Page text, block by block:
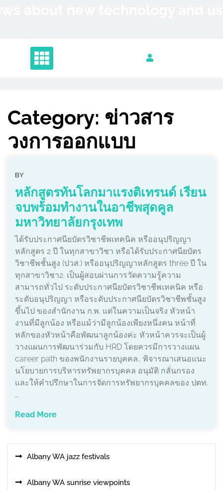
Category: ข่าวสาร
วงการออกแบบ
BY
หลักสูตรทันโลกมาแรงติเทรนด์ เรียน
จบพร้อมทำงานในอาชีพสุดคูล
มหาวิทยาลัยกรุงเทพ
ได้รับประกาศนียบัตรวิชาชีพเทคนิค หรืออนุปริญญา
หลักสูตร 2 ปี ในทุกสาขาวิชา หรือได้รับประกาศนียบัตร
วิชาชีพชั้นสูง (ปวส.) หรืออนุปริญญาหลักสูตร three ปี ใน
ทุกสาขาวิชา2. เป็นผู้สอบผ่านการวัดความรู้ความ
สามารถทั่วไป ระดับประกาศนียบัตรวิชาชีพเทคนิค หรือ
ระดับอนุปริญญา หรือระดับประกาศนียบัตรวิชาชีพชั้นสูง
ขึ้นไป ของสํานักงาน ก.พ. แต่ในความเป็นจริง หัวหน้า
งานที่มีลูกน้อง หรือแม้ว่ามีลูกน้องเพียงหนึ่งคน หน้าที่
หลักของหัวหน้าคือพัฒนาลูกน้องค่ะ หัวหน้าควรจะเป็นผู้
วางแผนการพัฒนาร่วมกับ HRD โดยควรมีการวางแผน
career path ของพนักงานรายบุคคล.. พิจารณาเสนอแนะ
นโยบายการบริหารทรัพยากรบุคคล อนุมัติ กลั่นกรอง
และให้คำปรึกษาในการจัดการทรัพยากรบุคคลของ ปตท.
…
Read More
Albany WA jazz festivals
Albany WA sunrise viewpoints